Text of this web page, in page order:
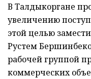
В Талдыкоргане
увеличению
этой целью
Рустем
рабочей группой
коммерческих